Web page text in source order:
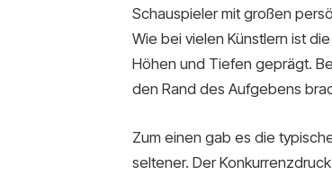
Schauspieler mit großen
Wie bei vielen Künstlern ist
Höhen und Tiefen geprägt.
den Rand des Aufgebens
Zum einen gab es die
seltener. Der